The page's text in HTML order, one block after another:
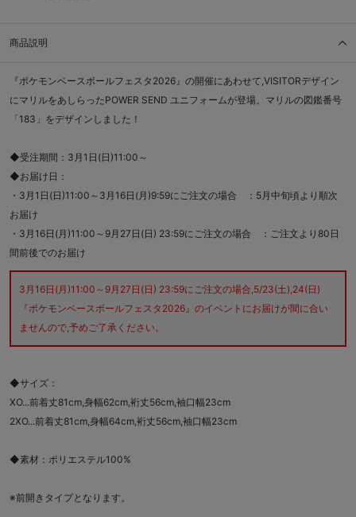
商品説明
『ポケモンベースボールフェスタ2026』の開催にあわせて,VISITORデザイン
にマリルをあしらったPOWER SEND ユニフォームが登場。マリルの図鑑番号
「183」をデザインしました！
◆受注期間：3月1日(日)11:00～
◆お届け日：
・3月1日(日)11:00～3月16日(月)9:59にご注文の場合 ：5月中旬頃より順次
お届け
・3月16日(月)11:00～9月27日(日) 23:59にご注文の場合 ：ご注文より80日
間前後でのお届け
3月16日(月)11:00～9月27日(日) 23:59にご注文の場合,5/23(土),24(日)
『ポケモンベースボールフェスタ2026』のイベントにお届けが間に合い
ませんので,予めご了承ください。
◆サイズ：
XO...前着丈81cm,身幅62cm,裄丈56cm,袖口幅23cm
2XO...前着丈81cm,身幅64cm,裄丈56cm,袖口幅23cm
◆素材：ポリエステル100%
※前開きタイプとなります。